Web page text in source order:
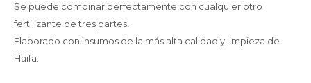
Se puede combinar perfectamente con cualquier otro
fertilizante de tres partes.
Elaborado con insumos de la más alta calidad y limpieza de
Haifa.